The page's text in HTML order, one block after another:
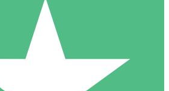
Crédits Individuels
des crédits de téléchargement. Sans